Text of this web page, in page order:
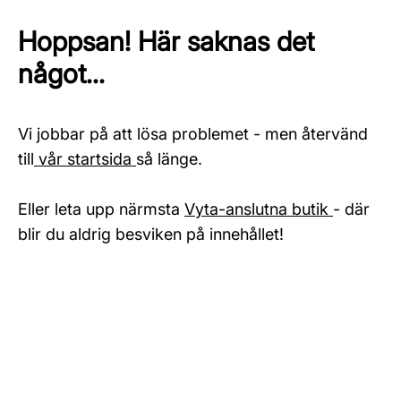
Hoppsan! Här saknas det
något...
Vi jobbar på att lösa problemet - men återvänd
till vår startsida så länge.
Eller leta upp närmsta Vyta-anslutna butik - där
blir du aldrig besviken på innehållet!